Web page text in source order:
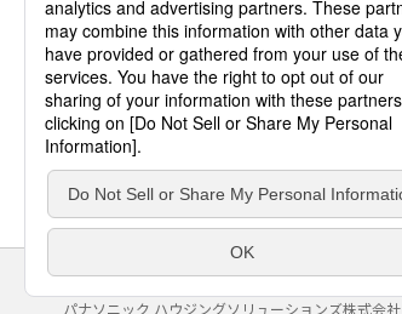
サイトのご利用にあたって クッキーポリシー
パナソニック ハウジングソリューションズ株式会社